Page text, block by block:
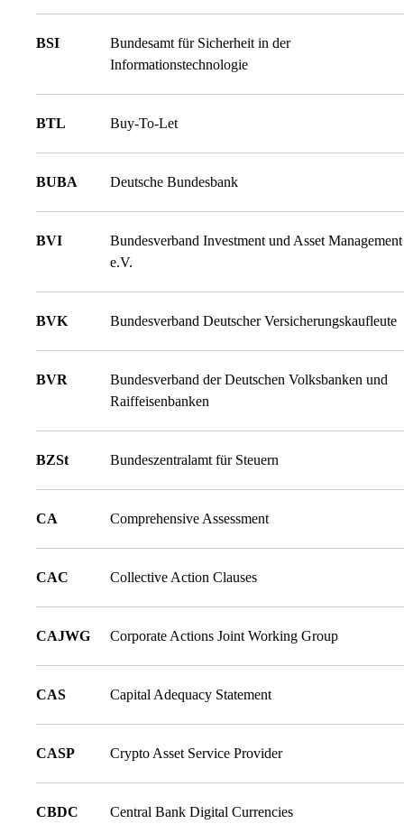
BSI
Bundesamt für Sicherheit in der
Informationstechnologie
BTL Buy-To-Let
BUBA Deutsche Bundesbank
BVI
Bundesverband Investment und Asset Management
e.V.
BVK Bundesverband Deutscher Versicherungskaufleute
BVR
Bundesverband der Deutschen Volksbanken und
Raiffeisenbanken
BZSt Bundeszentralamt für Steuern
CA Comprehensive Assessment
CAC Collective Action Clauses
CAJWG Corporate Actions Joint Working Group
CAS Capital Adequacy Statement
CASP Crypto Asset Service Provider
CBDC Central Bank Digital Currencies